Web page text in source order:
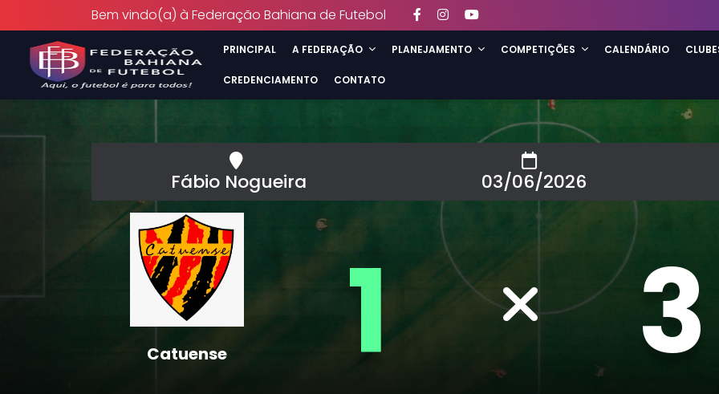
Bem vindo(a) à Federação Bahiana de Futebol
PRINCIPAL A FEDERAÇÃO PLANEJAMENTO COMPETIÇÕES CALENDÁRIO
CREDENCIAMENTO CONTATO
Fábio Nogueira 03/06/2026
Catuense 1 3